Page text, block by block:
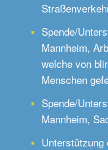
Spende/
Mannheim,
welche von
Menschen
Spende/
Mannheim,